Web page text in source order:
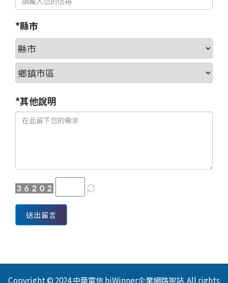
*縣市
*其他說明
送出留言
Copyright © 2024 中華電信 hiWinner企業網路架站. All rights